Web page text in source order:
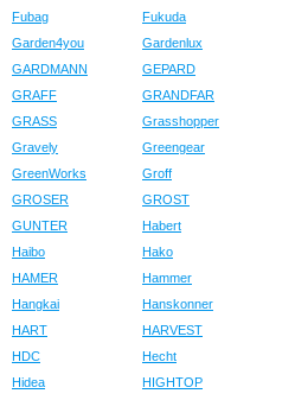
Fubag
Fukuda
Garden4you
Gardenlux
GARDMANN
GEPARD
GRAFF
GRANDFAR
GRASS
Grasshopper
Gravely
Greengear
GreenWorks
Groff
GROSER
GROST
GUNTER
Habert
Haibo
Hako
HAMER
Hammer
Hangkai
Hanskonner
HART
HARVEST
HDC
Hecht
Hidea
HIGHTOP